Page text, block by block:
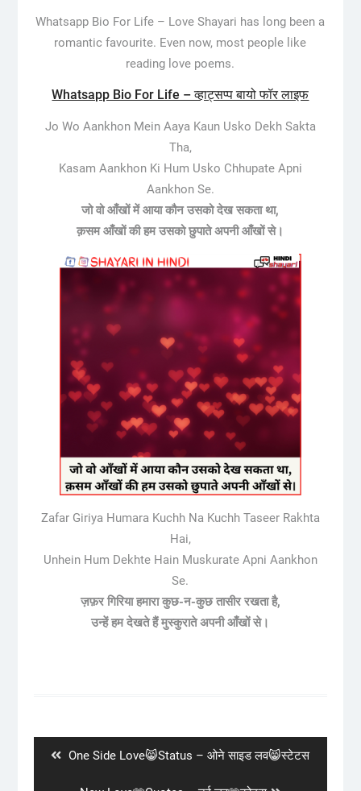
Whatsapp Bio For Life – Love Shayari has long been a
romantic favourite. Even now, most people like
reading love poems.
Whatsapp Bio For Life – व्हाट्सप्प बायो फॉर लाइफ
Jo Wo Aankhon Mein Aaya Kaun Usko Dekh Sakta
Tha,
Kasam Aankhon Ki Hum Usko Chhupate Apni
Aankhon Se.
जो वो आँखों में आया कौन उसको देख सकता था,
क़सम आँखों की हम उसको छुपाते अपनी आँखों से।
Zafar Giriya Humara Kuchh Na Kuchh Taseer Rakhta
Hai,
Unhein Hum Dekhte Hain Muskurate Apni Aankhon
Se.
ज़फ़र गिरिया हमारा कुछ-न-कुछ तासीर रखता है,
उन्‍हें हम देखते हैं मुस्कुराते अपनी आँखों से।
Previous
One Side Love😸Status – ओने साइड लव😸स्टेटस